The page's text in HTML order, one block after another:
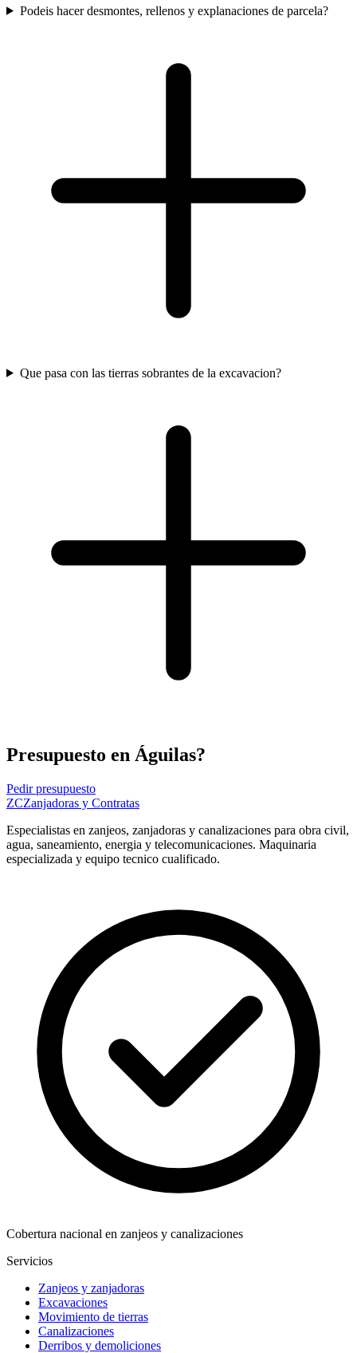
Podeis hacer desmontes, rellenos y explanaciones de parcela?
Que pasa con las tierras sobrantes de la excavacion?
Presupuesto en Águilas?
Pedir presupuesto
ZCZanjadoras y Contratas
Especialistas en zanjeos, zanjadoras y canalizaciones para obra civil,
agua, saneamiento, energia y telecomunicaciones. Maquinaria
especializada y equipo tecnico cualificado.
Cobertura nacional en zanjeos y canalizaciones
Servicios
Zanjeos y zanjadoras
Excavaciones
Movimiento de tierras
Canalizaciones
Derribos y demoliciones